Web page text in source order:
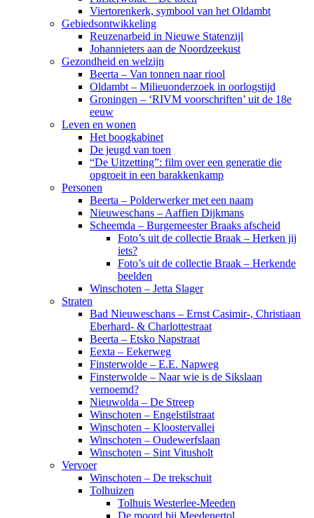
Viertorenkerk, symbool van het Oldambt
Gebiedsontwikkeling
Reuzenarbeid in Nieuwe Statenzijl
Johannieters aan de Noordzeekust
Gezondheid en welzijn
Beerta – Van tonnen naar riool
Oldambt – Milieuonderzoek in oorlogstijd
Groningen – ‘RIVM voorschriften’ uit de 18e
eeuw
Leven en wonen
Het boogkabinet
De jeugd van toen
“De Uitzetting”: film over een generatie die
opgroeit in een barakkenkamp
Personen
Beerta – Polderwerker met een naam
Nieuweschans – Aaffien Dijkmans
Scheemda – Burgemeester Braaks afscheid
Foto’s uit de collectie Braak – Herken jij
iets?
Foto’s uit de collectie Braak – Herkende
beelden
Winschoten – Jetta Slager
Straten
Bad Nieuweschans – Ernst Casimir-, Christiaan
Eberhard- & Charlottestraat
Beerta – Etsko Napstraat
Eexta – Eekerweg
Finsterwolde – E.E. Napweg
Finsterwolde – Naar wie is de Sikslaan
vernoemd?
Nieuwolda – De Streep
Winschoten – Engelstilstraat
Winschoten – Kloostervallei
Winschoten – Oudewerfslaan
Winschoten – Sint Vitusholt
Vervoer
Winschoten – De trekschuit
Tolhuizen
Tolhuis Westerlee-Meeden
De moord bij Meedenertol